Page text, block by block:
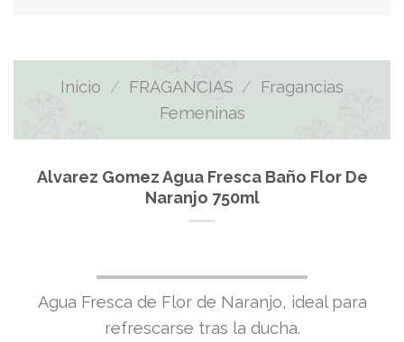
Inicio / FRAGANCIAS /
Fragancias
Femeninas
Alvarez Gomez Agua Fresca Baño Flor De
Naranjo 750ml
Agua Fresca de Flor de Naranjo, ideal para
refrescarse tras la ducha.